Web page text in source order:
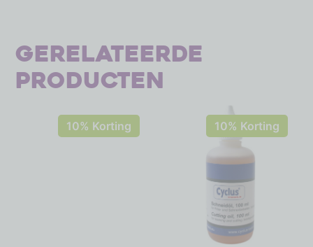
Gerelateerde
producten
10% Korting 10% Korting